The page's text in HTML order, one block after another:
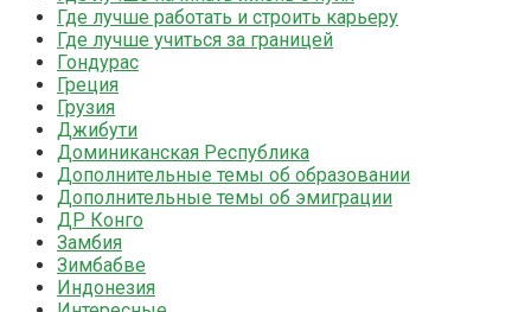
Где лучше работать и строить карьеру
Где лучше учиться за границей
Гондурас
Греция
Грузия
Джибути
Доминиканская Республика
Дополнительные темы об образовании
Дополнительные темы об эмиграции
ДР Конго
Замбия
Зимбабве
Индонезия